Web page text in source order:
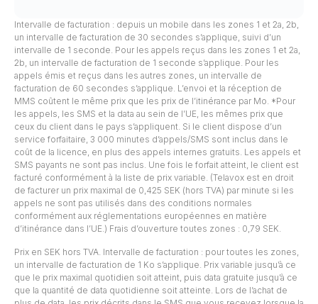
Intervalle de facturation : depuis un mobile dans les zones 1 et 2a, 2b,
un intervalle de facturation de 30 secondes s’applique, suivi d’un
intervalle de 1 seconde. Pour les appels reçus dans les zones 1 et 2a,
2b, un intervalle de facturation de 1 seconde s’applique. Pour les
appels émis et reçus dans les autres zones, un intervalle de
facturation de 60 secondes s’applique. L’envoi et la réception de
MMS coûtent le même prix que les prix de l’itinérance par Mo. *Pour
les appels, les SMS et la data au sein de l’UE, les mêmes prix que
ceux du client dans le pays s’appliquent. Si le client dispose d’un
service forfaitaire, 3 000 minutes d’appels/SMS sont inclus dans le
coût de la licence, en plus des appels internes gratuits. Les appels et
SMS payants ne sont pas inclus. Une fois le forfait atteint, le client est
facturé conformément à la liste de prix variable. (Telavox est en droit
de facturer un prix maximal de 0,425 SEK (hors TVA) par minute si les
appels ne sont pas utilisés dans des conditions normales
conformément aux réglementations européennes en matière
d’itinérance dans l’UE.) Frais d’ouverture toutes zones : 0,79 SEK.
Prix en SEK hors TVA. Intervalle de facturation : pour toutes les zones,
un intervalle de facturation de 1 Ko s’applique. Prix variable jusqu’à ce
que le prix maximal quotidien soit atteint, puis data gratuite jusqu’à ce
que la quantité de data quotidienne soit atteinte. Lors de l’achat de